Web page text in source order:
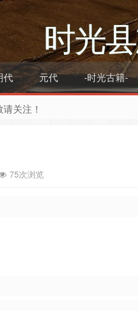
时光
代 元代 -时光古籍-
关注！
75次浏览